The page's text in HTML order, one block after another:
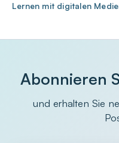
Lernen mit digitalen
Abonnieren
und erhalten Sie